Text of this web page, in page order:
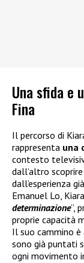
Una sfida e
Fina
Il percorso di
rappresenta una
contesto
dall’altro
dall’esperienza
Emanuel Lo,
determinazione”,
proprie capacità
Il suo cammino è
sono già puntati
ogni movimento